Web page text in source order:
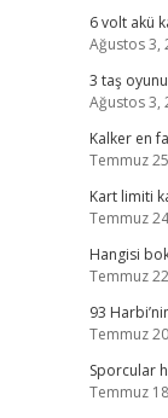
6 volt akü
Ağustos 3,
3 taş
Ağustos 3,
Kalker en
Temmuz
Kart limiti
Temmuz
Hangisi
Temmuz
93
Temmuz
Sporcular
Temmuz